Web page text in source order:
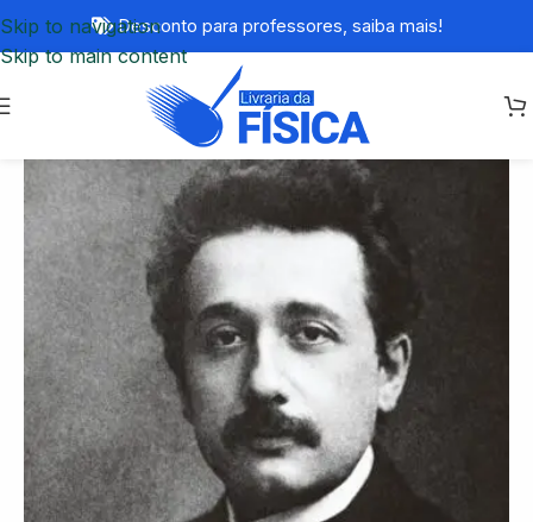
Skip to navigation
Skip to main content
Desconto para professores, saiba mais!